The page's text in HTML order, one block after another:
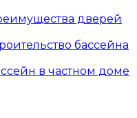
дверей
бассейна
в частном доме